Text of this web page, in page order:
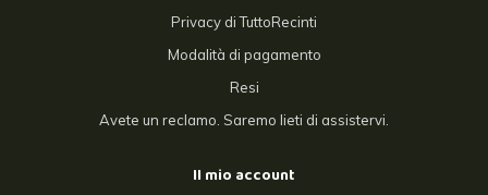
Privacy di TuttoRecinti
Modalità di pagamento
Resi
Avete un reclamo. Saremo lieti di assistervi.
Il mio account